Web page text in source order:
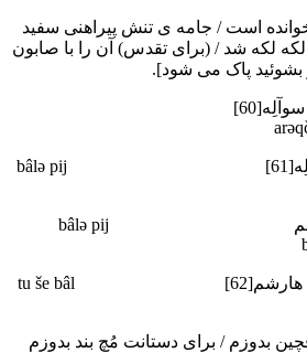
است / جامه ی تنش پیراهنی سفید
لکه شد / (برای تقدس) آن را با صابون
بشوئید پاک می شود].
26- عَرقچین بَدوجم اسپِه سوآلِه[60]
بال پیج بَدوجم تِه هَر ده بالِه[61] bâlә pij
بال پیج بَدوجم بَن دَر اَبرشم bâlә pij
تو شِه بال دَونّی من ته ره هارشم[62] tu še bâl
بدوزم / برای دستانت مُچ بند بدوزم